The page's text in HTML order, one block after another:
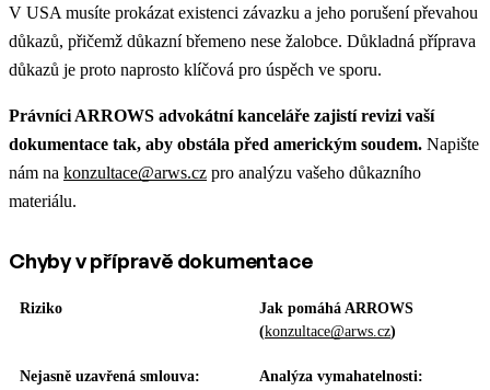
V USA musíte prokázat existenci závazku a jeho porušení převahou
důkazů, přičemž důkazní břemeno nese žalobce. Důkladná příprava
důkazů je proto naprosto klíčová pro úspěch ve sporu.
Právníci ARROWS advokátní kanceláře zajistí revizi vaší
dokumentace tak, aby obstála před americkým soudem. Napište
nám na konzultace@arws.cz pro analýzu vašeho důkazního
materiálu.
Chyby v přípravě dokumentace
Riziko
Jak pomáhá ARROWS
(konzultace@arws.cz)
Nejasně uzavřená smlouva:
Analýza vymahatelnosti: